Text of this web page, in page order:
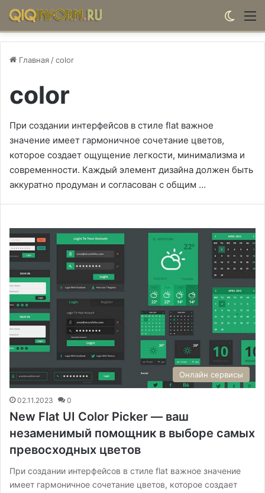
Главная /color
color
При создании интерфейсов в стиле flat важное
значение имеет гармоничное сочетание цветов,
которое создает ощущение легкости, минимализма и
современности. Каждый элемент дизайна должен быть
аккуратно продуман и согласован с общим …
Онлайн сервисы
02.11.2023 0
New Flat UI Color Picker — ваш
незаменимый помощник в выборе самых
превосходных цветов
При создании интерфейсов в стиле flat важное значение
имеет гармоничное сочетание цветов, которое создает